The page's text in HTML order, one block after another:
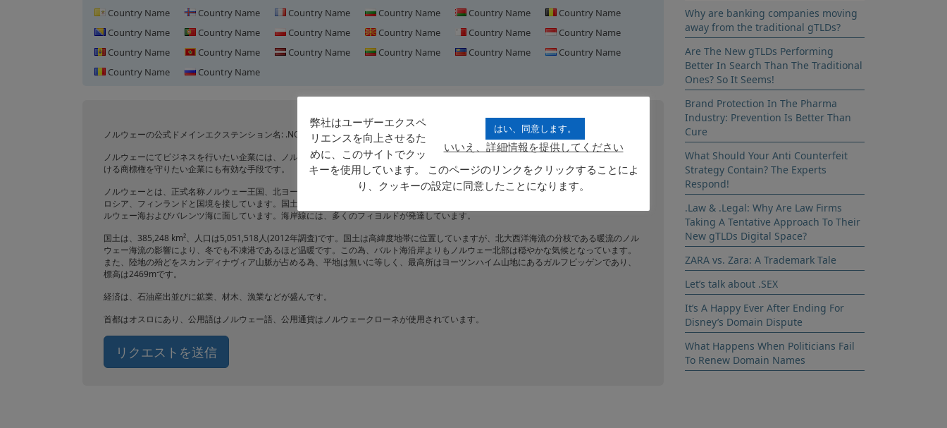
Country Name
Country Name Country Name Country Name Country Name
Country Name
Country Name
Country Name Country Name Country Name Country Name
Country Name
Country Name
Country Name Country Name Country Name Country Name
Country Name
Country Name
Country Name
ノルウェーの公式ドメインエクステンション名: .NO
ノルウェーにてビジネスを行いたい企業には、ノルウェー公式ドメインエクステンションの使用をお勧め致しております。また、当該国にお
ける商標権を守りたい企業にも有効な手段です。
ノルウェーとは、正式名称ノルウェー王国、北ヨーロッパのスカンディナビア半島西岸に位置する立憲君主制国家です。東にスウェーデン、
ロシア、フィンランドと国境を接しています。国土は南北に細長く、海岸線は北大西洋の複数の海域、すなわちスカゲラック海峡、北海、ノ
ルウェー海およびバレンツ海に面しています。海岸線には、多くのフィヨルドが発達しています。
国土は、385,248 km²、人口は5,051,518人(2012年調査)です。国土は高緯度地帯に位置していますが、北大西洋海流の分枝である暖流のノル
ウェー海流の影響により、冬でも不凍港であるほど温暖です。この為、バルト海沿岸よりもノルウェー北部は穏やかな気候となっています。
また、陸地の殆どをスカンディナヴィア山脈が占める為、平地は無いに等しく、最高所はヨーツンハイム山地にあるガルフピッゲンであり、
標高は2469mです。
経済は、石油産出並びに鉱業、材木、漁業などが盛んです。
首都はオスロにあり、公用語はノルウェー語、公用通貨はノルウェークローネが使用されています。
リクエストを送信
Why are banking companies moving
away from the traditional gTLDs?
Are The New gTLDs Performing
Better In Search Than The Traditional
Ones? So It Seems!
Brand Protection In The Pharma
Industry: Prevention Is Better Than
Cure
What Should Your Anti Counterfeit
Strategy Contain? The Experts
Respond!
.Law & .Legal: Why Are Law Firms
Taking A Tentative Approach To Their
New gTLDs Digital Space?
ZARA vs. Zara: A Trademark Tale
Let’s talk about .SEX
It’s A Happy Ever After Ending For
Disney’s Domain Dispute
What Happens When Politicians Fail
To Renew Domain Names
はい、同意します。
いいえ、詳細情報を提供してください
弊社はユーザーエクスペ
リエンスを向上させるた
めに、このサイトでクッ
キーを使用しています。 このページのリンクをクリックすることによ
り、クッキーの設定に同意したことになります。